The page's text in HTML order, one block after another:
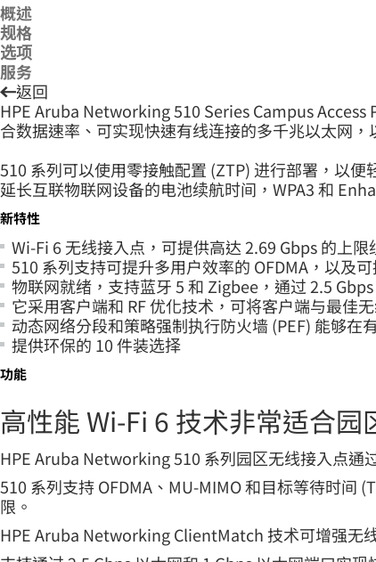
概述
规格
选项
服务
返回
HPE Aruba Networking 510 Series Campus
合数据速率、可实现快速有线连接的多千兆以太网，
510 系列可以使用零接触配置 (ZTP) 进行部署，以
延长互联物联网设备的电池续航时间，WPA3 和
新特性
Wi-Fi 6 无线接入点，可提供高达 2.69 Gbps 的上限
510 系列支持可提升多用户效率的 OFDMA，以及
物联网就绪，支持蓝牙 5 和 Zigbee，通过 2.5
它采用客户端和 RF 优化技术，可将客户端与最佳
动态网络分段和策略强制执行防火墙 (PEF) 能够
提供环保的 10 件装选择
功能
高性能 Wi-Fi 6 技术非常适合园
HPE Aruba Networking 510 系列园区无线接入点通
510 系列支持 OFDMA、MU-MIMO 和目标等待时间
限。
HPE Aruba Networking ClientMatch 技术可增强无